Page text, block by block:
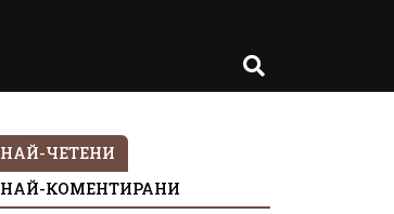
НАЙ-ЧЕТЕНИ
НАЙ-КОМЕНТИРАНИ